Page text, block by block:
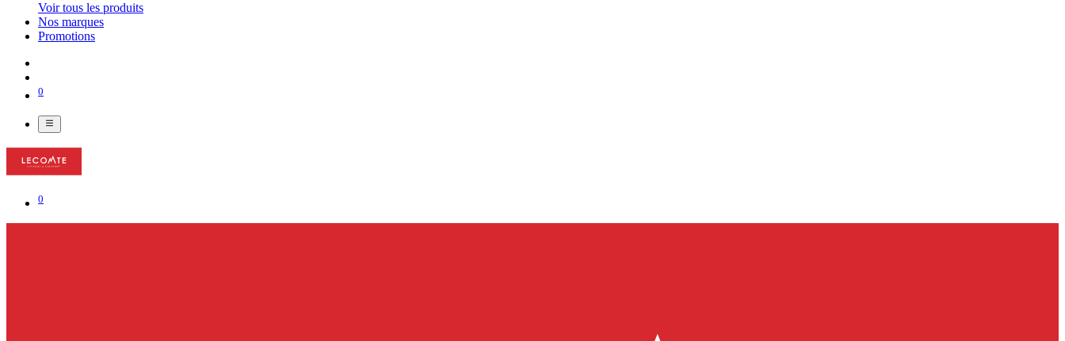
Voir tous les produits
Nos marques
Promotions
0
0